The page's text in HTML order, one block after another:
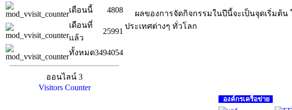
เดือนนี้
4808
เดือนที่
แล้ว
25991
ทั้งหมด3494054
ออนไลน์ 3
Visitors Counter
ผลของการจัดกิจกรรมในปีนี้จะเป็นจุดเริ่มต้
ประเทศต่างๆ ทั่วโลก
องค์กรเครือข่าย